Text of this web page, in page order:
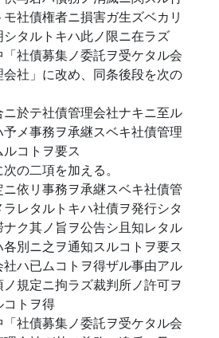
社債権者ニ損害ガ生ズベカリ
シタルトキハ此ノ限ニ在ラズ
社債募集ノ委託ヲ受ケタル会
社」に改め、同条後段を次の
ニ於テ社債管理会社ナキニ至ル
メ事務ヲ承継スベキ社債管理
コトヲ要ス
の二項を加える。
依リ事務ヲ承継スベキ社債管
レタルトキハ社債ヲ発行シタ
ク其ノ旨ヲ公告シ且知レタル
別ニ之ヲ通知スルコトヲ要ス
ハ已ムコトヲ得ザル事由アル
ノ規定ニ拘ラズ裁判所ノ許可ヲ
トヲ得
社債募集ノ委託ヲ受ケタル会